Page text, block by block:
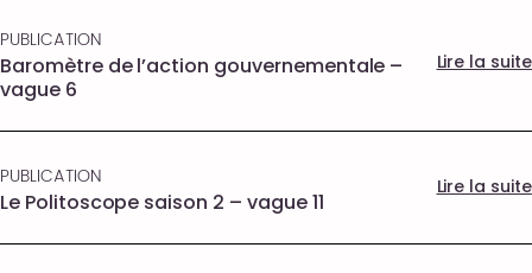
PUBLICATION
Baromètre de l’action gouvernementale –
vague 6
Lire la suite
PUBLICATION
Le Politoscope saison 2 – vague 11
Lire la suite